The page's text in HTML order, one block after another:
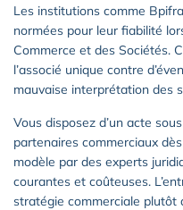
Les institutions comme
normées pour leur fiabilité
Commerce et des Sociétés.
l’associé unique contre
mauvaise interprétation des
Vous disposez d’un acte
partenaires commerciaux
modèle par des experts
courantes et coûteuses.
stratégie commerciale plutôt